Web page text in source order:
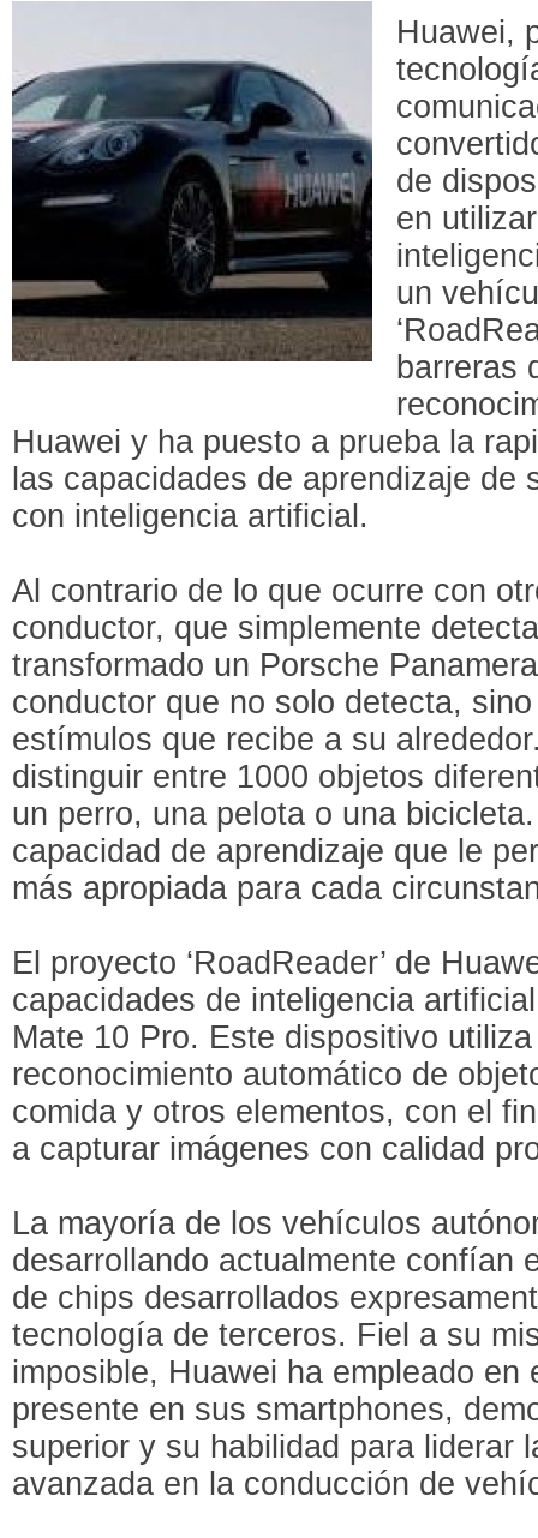
Huawei,
de
en
un
barreras
Huawei y ha puesto a prueba la
las capacidades de aprendizaje de
con inteligencia artificial.
Al contrario de lo que ocurre con
conductor, que simplemente
transformado un Porsche
conductor que no solo detecta,
estímulos que recibe a su
distinguir entre 1000 objetos
un perro, una pelota o una
capacidad de aprendizaje que le
más apropiada para cada
El proyecto ‘RoadReader’ de
capacidades de inteligencia
Mate 10 Pro. Este dispositivo
reconocimiento automático de
comida y otros elementos, con el
a capturar imágenes con calidad
La mayoría de los vehículos
desarrollando actualmente confían
de chips desarrollados
tecnología de terceros. Fiel a su
imposible, Huawei ha empleado en
presente en sus smartphones,
superior y su habilidad para liderar
avanzada en la conducción de